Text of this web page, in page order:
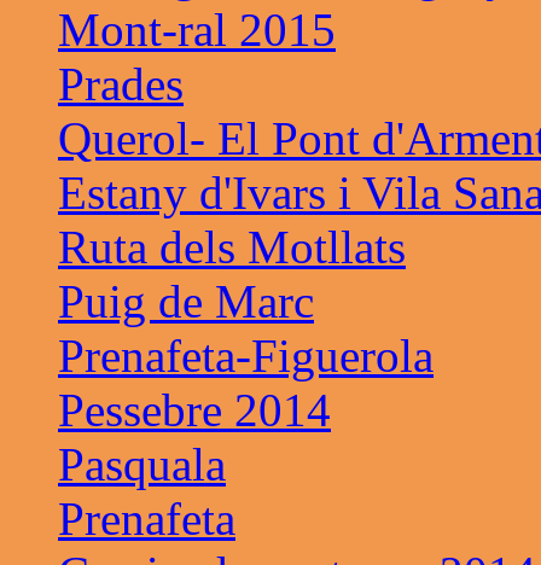
Mont-ral 2015
Prades
Querol- El Pont
Estany d'Ivars i Vila
Ruta dels Motllats
Puig de Marc
Prenafeta-Figuerola
Pessebre 2014
Pasquala
Prenafeta